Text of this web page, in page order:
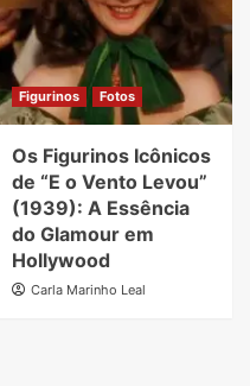
Figurinos Fotos
Os Figurinos Icônicos
de “E o Vento Levou”
(1939): A Essência
do Glamour em
Hollywood
Carla Marinho Leal